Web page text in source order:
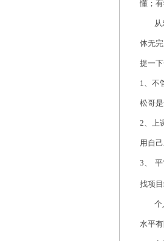
懂；
从
体无
提一
1、 不
松哥
2、 上
用自
3、
找项
个
水平有